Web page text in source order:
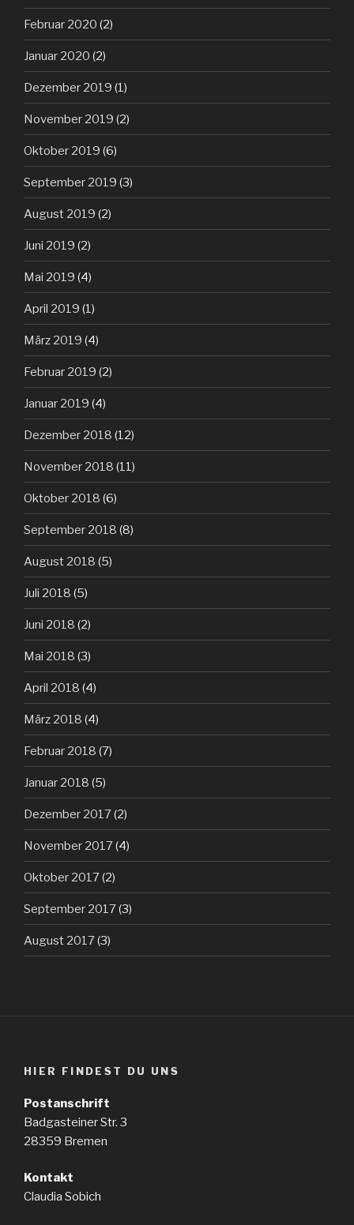
Februar 2020 (2)
Januar 2020 (2)
Dezember 2019 (1)
November 2019 (2)
Oktober 2019 (6)
September 2019 (3)
August 2019 (2)
Juni 2019 (2)
Mai 2019 (4)
April 2019 (1)
März 2019 (4)
Februar 2019 (2)
Januar 2019 (4)
Dezember 2018 (12)
November 2018 (11)
Oktober 2018 (6)
September 2018 (8)
August 2018 (5)
Juli 2018 (5)
Juni 2018 (2)
Mai 2018 (3)
April 2018 (4)
März 2018 (4)
Februar 2018 (7)
Januar 2018 (5)
Dezember 2017(2)
November 2017(4)
Oktober 2017(2)
September 2017(3)
August 2017(3)
HIER FINDEST DU UNS
Postanschrift
Badgasteiner Str. 3
28359 Bremen
Kontakt
Claudia Sobich